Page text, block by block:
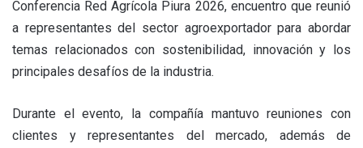
Conferencia Red Agrícola Piura 2026, encuentro que reunió
a representantes del sector agroexportador para abordar
temas relacionados con sostenibilidad, innovación y los
principales desafíos de la industria.
Durante el evento, la compañía mantuvo reuniones con
clientes y representantes del mercado, además de